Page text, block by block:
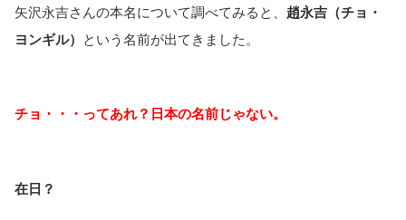
矢沢永吉さんの本名について調べてみると、 趙永吉（チョ・
ヨンギル） という名前が出てきました。
チョ・・・ってあれ？日本の名前じゃない。
在日？